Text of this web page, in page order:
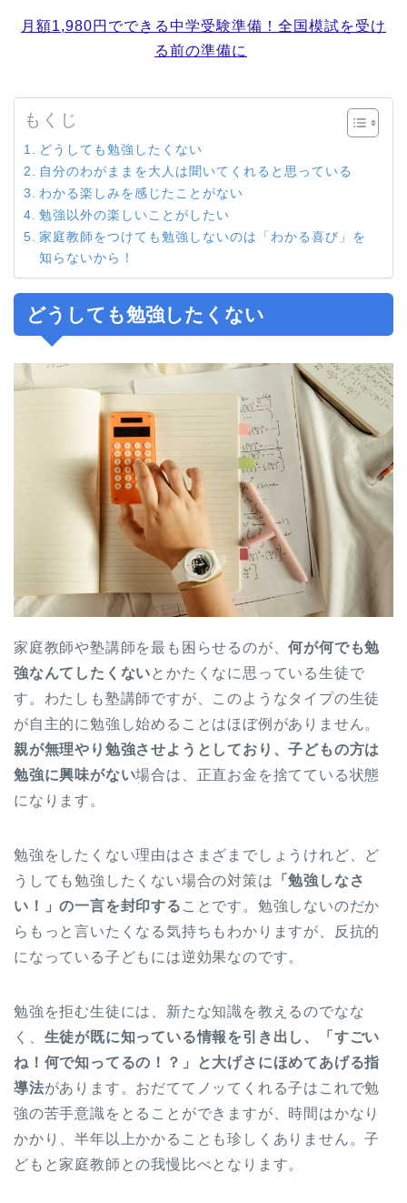
月額1,980円でできる中学受験準備！全国模試を受け
る前の準備に
もくじ
どうしても勉強したくない
自分のわがままを大人は聞いてくれると思っている
わかる楽しみを感じたことがない
勉強以外の楽しいことがしたい
家庭教師をつけても勉強しないのは「わかる喜び」を
知らないから！
どうしても勉強したくない
家庭教師や塾講師を最も困らせるのが、何が何でも勉
強なんてしたくない とかたくなに思っている生徒で
す。わたしも塾講師ですが、このようなタイプの生徒
が自主的に勉強し始めることはほぼ例がありません。
親が無理やり勉強させようとしており、子どもの方は
勉強に興味がない場合は、正直お金を捨てている状態
になります。
勉強をしたくない理由はさまざまでしょうけれど、ど
うしても勉強したくない場合の対策は 「勉強しなさ
い！」の一言を封印する ことです。勉強しないのだか
らもっと言いたくなる気持ちもわかりますが、反抗的
になっている子どもには逆効果なのです。
勉強を拒む生徒には、新たな知識を教えるのでなな
く、 生徒が既に知っている情報を引き出し、「すごい
ね！何で知ってるの！？」と大げさにほめてあげる指
導法があります。おだててノッてくれる子はこれで勉
強の苦手意識をとることができますが、時間はかなり
かかり、半年以上かかることも珍しくありません。子
どもと家庭教師との我慢比べとなります。